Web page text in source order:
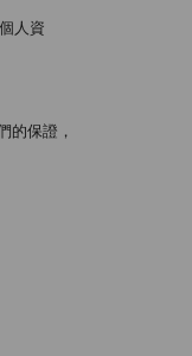
人資
的保證，